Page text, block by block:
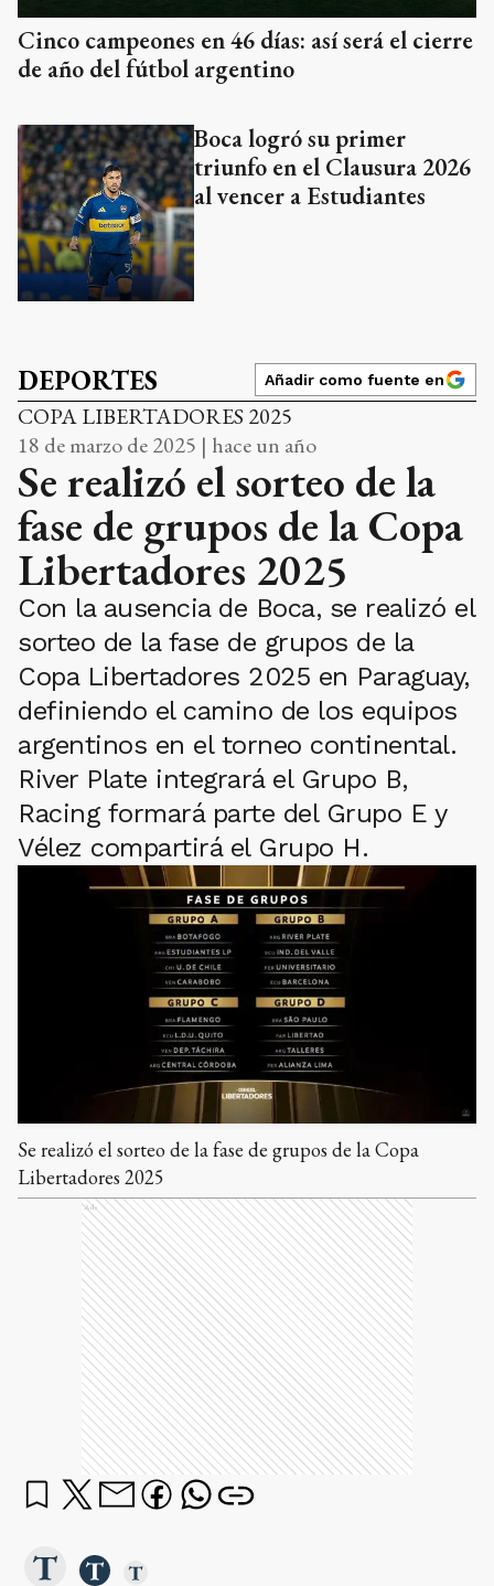
Cinco campeones en 46 días: así será el cierre
de año del fútbol argentino
Boca logró su primer
triunfo en el Clausura 2026
al vencer a Estudiantes
DEPORTES Añadir como fuente en
COPA LIBERTADORES 2025
18 de marzo de 2025 | hace un año
Se realizó el sorteo de la
fase de grupos de la Copa
Libertadores 2025
Con la ausencia de Boca, se realizó el
sorteo de la fase de grupos de la
Copa Libertadores 2025 en Paraguay,
definiendo el camino de los equipos
argentinos en el torneo continental.
River Plate integrará el Grupo B,
Racing formará parte del Grupo E y
Vélez compartirá el Grupo H.
Se realizó el sorteo de la fase de grupos de la Copa
Libertadores 2025
Ads